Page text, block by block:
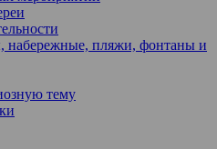
набережные, пляжи, фонтаны и
тему